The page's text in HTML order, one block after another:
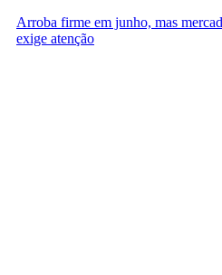
Arroba firme em junho, mas
exige atenção